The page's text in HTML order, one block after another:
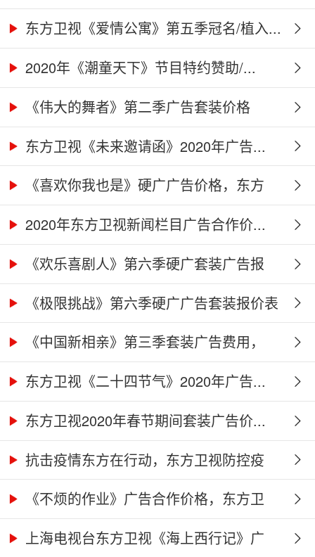
东方卫视《爱情公寓》第五季冠名/植入...
2020年《潮童天下》节目特约赞助/...
《伟大的舞者》第二季广告套装价格
（硬...
东方卫视《未来邀请函》2020年广告...
《喜欢你我也是》硬广广告价格，东方
卫...2020年东方卫视新闻栏目广告合作价...
《欢乐喜剧人》第六季硬广套装广告报
价...《极限挑战》第六季硬广广告套装报价表
《中国新相亲》第三季套装广告费用，
东...东方卫视《二十四节气》2020年广告...
东方卫视2020年春节期间套装广告价...
抗击疫情东方在行动，东方卫视防控疫
情...《不烦的作业》广告合作价格，东方卫
视...上海电视台东方卫视《海上西行记》广